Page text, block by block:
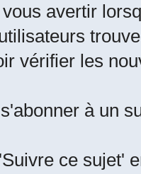
avertir
vérifier les
à un
ce sujet'